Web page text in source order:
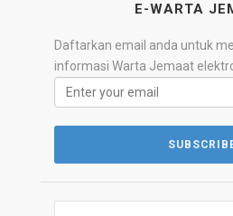
E-WARTA
Daftarkan email anda untuk
informasi Warta Jemaat